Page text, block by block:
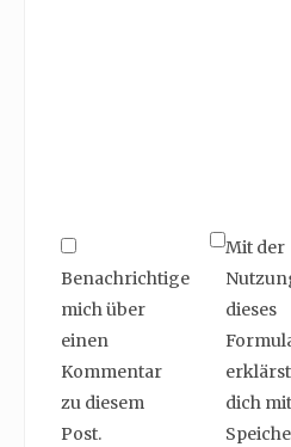
Benachrichtige
mich über
einen
Kommentar
zu diesem
Post.
Mit der
dieses
dich